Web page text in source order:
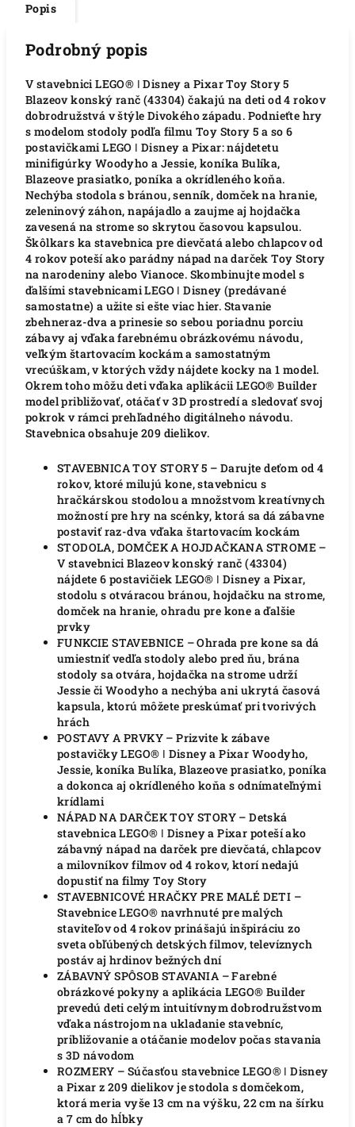
Popis
Podrobný popis
V stavebnici LEGO® ǀ Disney a Pixar Toy Story 5
Blazeov konský ranč (43304) čakajú na deti od 4 rokov
dobrodružstvá v štýle Divokého západu. Podnieťte hry
s modelom stodoly podľa filmu Toy Story 5 a so 6
postavičkami LEGO ǀ Disney a Pixar: nájdetetu
minifigúrky Woodyho a Jessie, koníka Bulíka,
Blazeove prasiatko, poníka a okrídleného koňa.
Nechýba stodola s bránou, senník, domček na hranie,
zeleninový záhon, napájadlo a zaujme aj hojdačka
zavesená na strome so skrytou časovou kapsulou.
Škôlkars ka stavebnica pre dievčatá alebo chlapcov od
4 rokov poteší ako parádny nápad na darček Toy Story
na narodeniny alebo Vianoce. Skombinujte model s
ďalšími stavebnicami LEGO ǀ Disney (predávané
samostatne) a užite si ešte viac hier. Stavanie
zbehneraz-dva a prinesie so sebou poriadnu porciu
zábavy aj vďaka farebnému obrázkovému návodu,
veľkým štartovacím kockám a samostatným
vrecúškam, v ktorých vždy nájdete kocky na 1 model.
Okrem toho môžu deti vďaka aplikácii LEGO® Builder
model približovať, otáčať v 3D prostredí a sledovať svoj
pokrok v rámci prehľadného digitálneho návodu.
Stavebnica obsahuje 209 dielikov.
STAVEBNICA TOY STORY 5 – Darujte deťom od 4
rokov, ktoré milujú kone, stavebnicu s
hračkárskou stodolou a množstvom kreatívnych
možností pre hry na scénky, ktorá sa dá zábavne
postaviť raz-dva vďaka štartovacím kockám
STODOLA, DOMČEK A HOJDAČKANA STROME –
V stavebnici Blazeov konský ranč (43304)
nájdete 6 postavičiek LEGO® ǀ Disney a Pixar,
stodolu s otváracou bránou, hojdačku na strome,
domček na hranie, ohradu pre kone a ďalšie
prvky
FUNKCIE STAVEBNICE – Ohrada pre kone sa dá
umiestniť vedľa stodoly alebo pred ňu, brána
stodoly sa otvára, hojdačka na strome udrží
Jessie či Woodyho a nechýba ani ukrytá časová
kapsula, ktorú môžete preskúmať pri tvorivých
hrách
POSTAVY A PRVKY – Prizvite k zábave
postavičky LEGO® ǀ Disney a Pixar Woodyho,
Jessie, koníka Bulíka, Blazeove prasiatko, poníka
a dokonca aj okrídleného koňa s odnímateľnými
krídlami
NÁPAD NA DARČEK TOY STORY – Detská
stavebnica LEGO® ǀ Disney a Pixar poteší ako
zábavný nápad na darček pre dievčatá, chlapcov
a milovníkov filmov od 4 rokov, ktorí nedajú
dopustiť na filmy Toy Story
STAVEBNICOVÉ HRAČKY PRE MALÉ DETI –
Stavebnice LEGO® navrhnuté pre malých
staviteľov od 4 rokov prinášajú inšpiráciu zo
sveta obľúbených detských filmov, televíznych
postáv aj hrdinov bežných dní
ZÁBAVNÝ SPÔSOB STAVANIA – Farebné
obrázkové pokyny a aplikácia LEGO® Builder
prevedú deti celým intuitívnym dobrodružstvom
vďaka nástrojom na ukladanie stavebníc,
približovanie a otáčanie modelov počas stavania
s 3D návodom
ROZMERY – Súčasťou stavebnice LEGO® ǀ Disney
a Pixar z 209 dielikov je stodola s domčekom,
ktorá meria vyše 13 cm na výšku, 22 cm na šírku
a 7 cm do hĺbky